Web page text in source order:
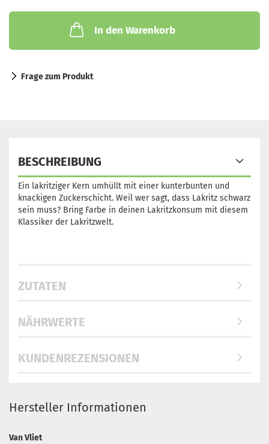
In den Warenkorb
Frage zum Produkt
BESCHREIBUNG
Ein lakritziger Kern umhüllt mit einer kunterbunten und
knackigen Zuckerschicht. Weil wer sagt, dass Lakritz schwarz
sein muss? Bring Farbe in deinen Lakritzkonsum mit diesem
Klassiker der Lakritzwelt.
ZUTATEN
NÄHRWERTE
KUNDENREZENSIONEN
Hersteller Informationen
Van Vliet